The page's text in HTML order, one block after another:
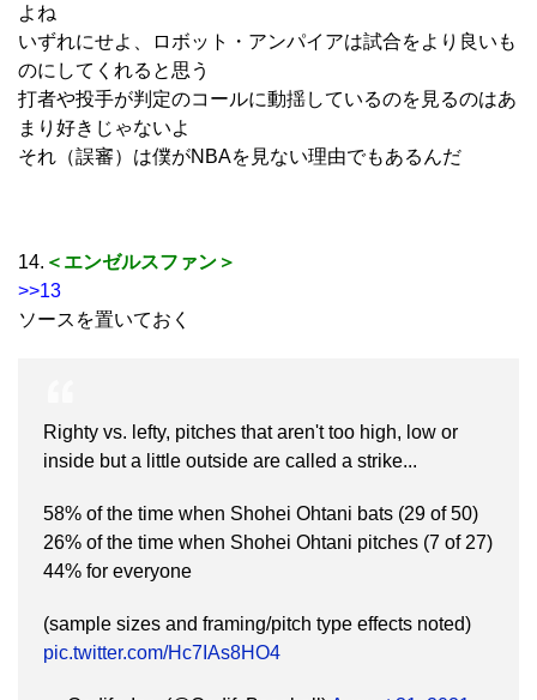
よね
いずれにせよ、ロボット・アンパイアは試合をより良いも
のにしてくれると思う
打者や投手が判定のコールに動揺しているのを見るのはあ
まり好きじゃないよ
それ（誤審）は僕がNBAを見ない理由でもあるんだ
14. ＜エンゼルスファン＞
>>13
ソースを置いておく
Righty vs. lefty, pitches that aren't too high, low or
inside but a little outside are called a strike...
58% of the time when Shohei Ohtani bats (29 of 50)
26% of the time when Shohei Ohtani pitches (7 of 27)
44% for everyone
(sample sizes and framing/pitch type effects noted)
pic.twitter.com/Hc7IAs8HO4